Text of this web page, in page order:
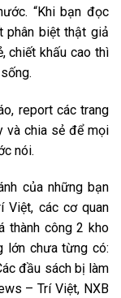
“Khi bạn đọc
phân biệt thật giả
chiết khấu cao thì
report các trang
và chia sẻ để mọi
nói.
của những bạn
Việt, các cơ quan
thành công 2 kho
lớn chưa từng có:
đầu sách bị làm
– Trí Việt, NXB